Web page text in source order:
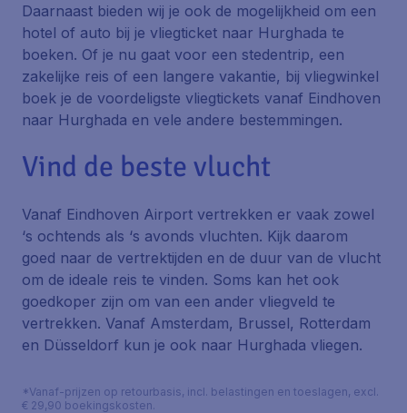
Daarnaast bieden wij je ook de mogelijkheid om een
hotel of auto bij je vliegticket naar Hurghada te
boeken. Of je nu gaat voor een stedentrip, een
zakelijke reis of een langere vakantie, bij vliegwinkel
boek je de voordeligste vliegtickets vanaf Eindhoven
naar Hurghada en vele andere bestemmingen.
Vind de beste vlucht
Vanaf Eindhoven Airport vertrekken er vaak zowel
‘s ochtends als ‘s avonds vluchten. Kijk daarom
goed naar de vertrektijden en de duur van de vlucht
om de ideale reis te vinden. Soms kan het ook
goedkoper zijn om van een ander vliegveld te
vertrekken. Vanaf Amsterdam, Brussel, Rotterdam
en Düsseldorf kun je ook naar Hurghada vliegen.
*Vanaf-prijzen op retourbasis, incl. belastingen en toeslagen, excl.
€ 29,90 boekingskosten.